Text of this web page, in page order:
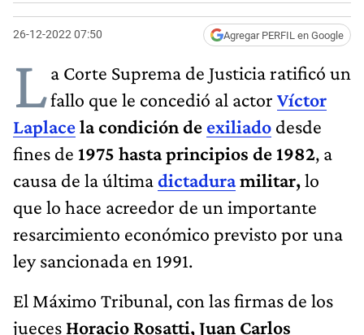
26-12-2022 07:50 Agregar PERFIL en Google
La Corte Suprema de Justicia ratificó un
fallo que le concedió al actor Víctor
Laplacela condición de exiliado desde
fines de 1975 hasta principios de 1982, a
causa de la últimadictaduramilitar,lo
que lo hace acreedor de un importante
resarcimiento económico previsto por una
ley sancionada en 1991.
El Máximo Tribunal, con las firmas de los
jueces Horacio Rosatti, Juan Carlos